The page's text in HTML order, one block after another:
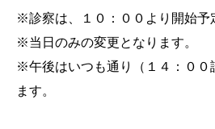
※診察は、１０：００より開始予
※当日のみの変更となります。
※午後はいつも通り（１４：００
ます。